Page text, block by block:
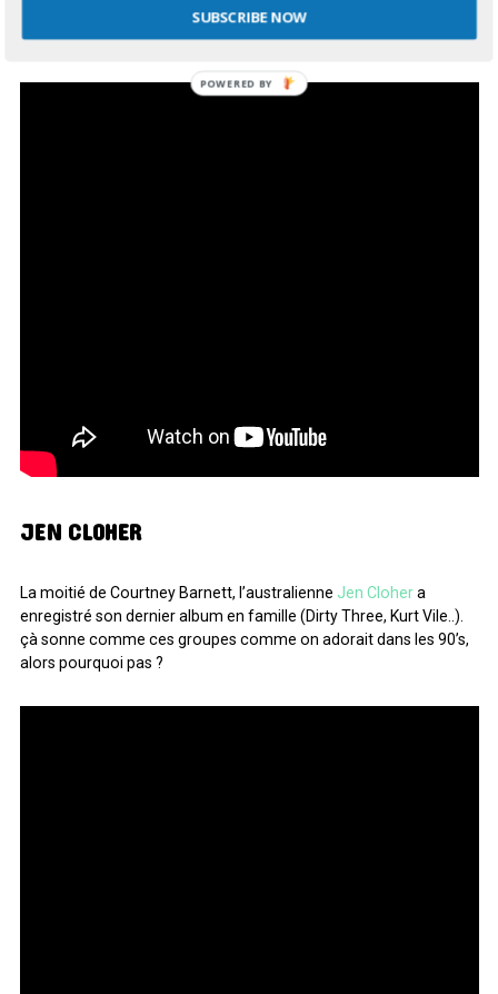
une route différente, un sentier non battu. C’est parfois glissant,
il manque qq chose, mais c’est à suivre
JEN CLOHER
La moitié de Courtney Barnett, l’australienne Jen Clohera
enregistré son dernier album en famille (Dirty Three, Kurt Vile..).
çà sonne comme ces groupes comme on adorait dans les 90’s,
alors pourquoi pas ?
SUBSCRIBE NOW